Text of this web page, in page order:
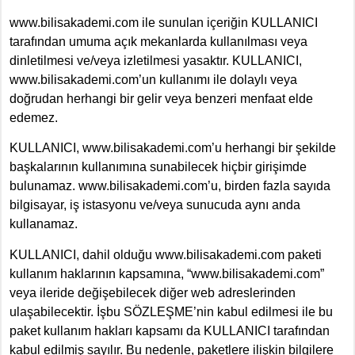
www.bilisakademi.com ile sunulan içeriğin KULLANICI
tarafından umuma açık mekanlarda kullanılması veya
dinletilmesi ve/veya izletilmesi yasaktır. KULLANICI,
www.bilisakademi.com’un kullanımı ile dolaylı veya
doğrudan herhangi bir gelir veya benzeri menfaat elde
edemez.
KULLANICI, www.bilisakademi.com’u herhangi bir şekilde
başkalarının kullanımına sunabilecek hiçbir girişimde
bulunamaz. www.bilisakademi.com’u, birden fazla sayıda
bilgisayar, iş istasyonu ve/veya sunucuda aynı anda
kullanamaz.
KULLANICI, dahil olduğu www.bilisakademi.com paketi
kullanım haklarının kapsamına, “www.bilisakademi.com”
veya ileride değişebilecek diğer web adreslerinden
ulaşabilecektir. İşbu SÖZLEŞME’nin kabul edilmesi ile bu
paket kullanım hakları kapsamı da KULLANICI tarafından
kabul edilmiş sayılır. Bu nedenle, paketlere ilişkin bilgilere